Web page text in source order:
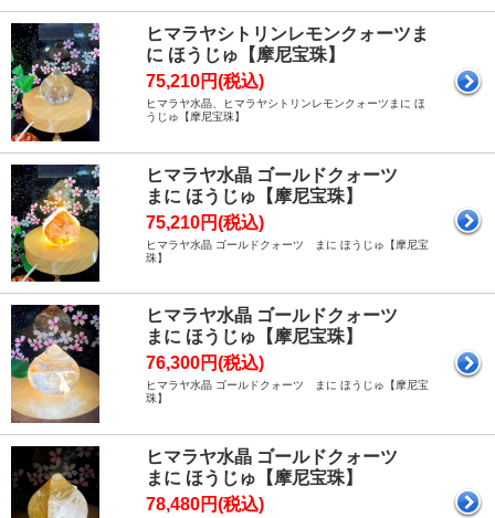
ヒマラヤシトリンレモンクォーツま
に ほうじゅ【摩尼宝珠】
75,210円(税込)
ヒマラヤ水晶、ヒマラヤシトリンレモンクォーツまに ほ
うじゅ【摩尼宝珠】
ヒマラヤ水晶 ゴールドクォーツ
まに ほうじゅ【摩尼宝珠】
75,210円(税込)
ヒマラヤ水晶 ゴールドクォーツ まに ほうじゅ【摩尼宝
珠】
ヒマラヤ水晶 ゴールドクォーツ
まに ほうじゅ【摩尼宝珠】
76,300円(税込)
ヒマラヤ水晶 ゴールドクォーツ まに ほうじゅ【摩尼宝
珠】
ヒマラヤ水晶 ゴールドクォーツ
まに ほうじゅ【摩尼宝珠】
78,480円(税込)